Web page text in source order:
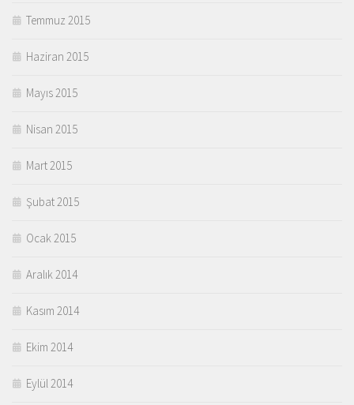
Temmuz 2015
Haziran 2015
Mayıs 2015
Nisan 2015
Mart 2015
Şubat 2015
Ocak 2015
Aralık 2014
Kasım 2014
Ekim 2014
Eylül 2014